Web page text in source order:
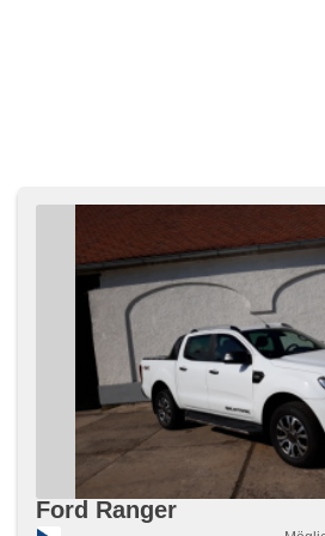
USB, Autoradio, digitální příjem
Außenthermometer, beheizte
Frontscheibe, Teilbare
nášlapy, Innenthermometer,
pohon, Differentialsperre, uzávěrka
diferenciálu, uzávěrka předního
Längssitzvorschub, Ausziehbare
Garantie, digitální přístrojová deska,
Ford Ranger